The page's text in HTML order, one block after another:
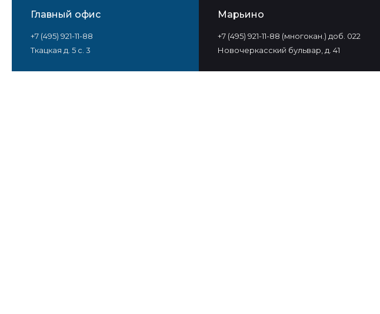
Главный офис
+7 (495) 921-11-88
Ткацкая д. 5 с. 3
Марьино
+7 (495) 921-11-88 (многокан.) доб. 022
Новочеркасский бульвар, д. 41